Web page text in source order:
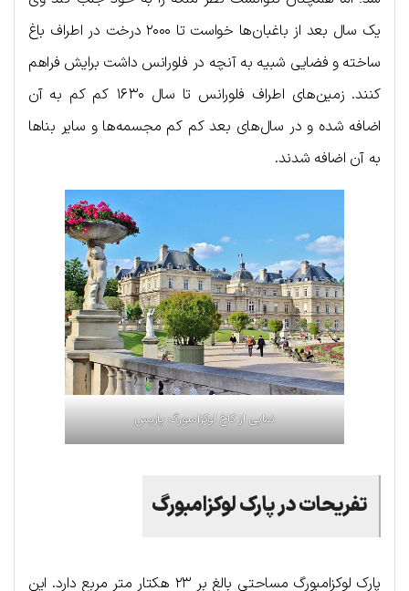
یک سال بعد از باغبان‌ها خواست تا ۲۰۰۰ درخت در اطراف باغ
ساخته و فضایی شبیه به آنچه در فلورانس داشت برایش فراهم
کنند. زمین‌های اطراف فلورانس تا سال ۱۶۳۰ کم کم به آن
اضافه شده و در سال‌های بعد کم کم مجسمه‌ها و سایر بناها
به آن اضافه شدند.
نمایی از کاخ لوکزامبورگ پاریس
تفریحات در پارک لوکزامبورگ
پارک لوکزامبورگ مساحتی بالغ بر ۲۳ هکتار متر مربع دارد. این